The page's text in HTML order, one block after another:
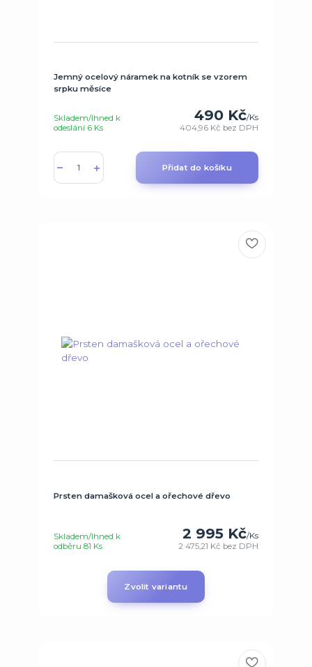
Jemný ocelový náramek na kotník se vzorem
srpku měsíce
490 Kč/Ks
404,96 Kč bez DPH
Skladem/Ihned k
odeslání 6 Ks
Přidat do košíku
Prsten damašková ocel a ořechové dřevo
2 995 Kč/Ks
2 475,21 Kč bez DPH
Skladem/Ihned k
odběru 81 Ks
Zvolit variantu